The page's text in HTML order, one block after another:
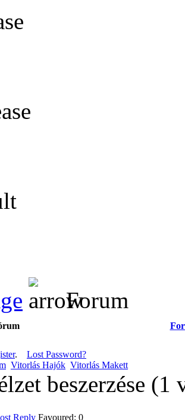
Forum
. Lost Password?
Vitorlás Hajók Vitorlás Makett
beszerzése
Favoured: 0